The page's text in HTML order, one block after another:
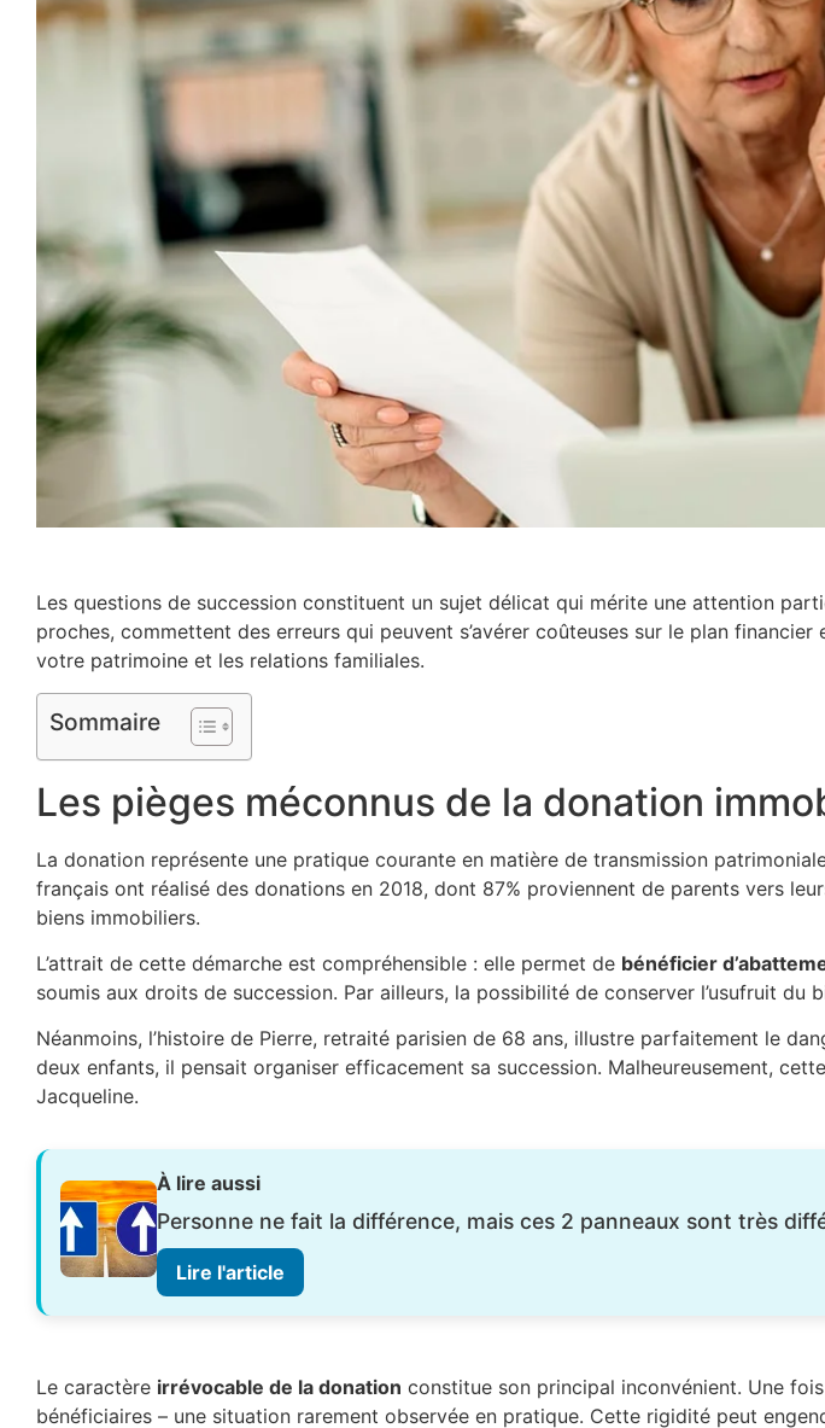
Les questions de succession constituent un sujet délicat qui mérite une attention
proches, commettent des erreurs qui peuvent s’avérer coûteuses sur le plan
votre patrimoine et les relations familiales.
Sommaire
Les pièges méconnus de la donation
La donation représente une pratique courante en matière de transmission
français ont réalisé des donations en 2018, dont 87% proviennent de parents vers
biens immobiliers.
L’attrait de cette démarche est compréhensible : elle permet de bénéficier
soumis aux droits de succession. Par ailleurs, la possibilité de conserver l’usufruit du
Néanmoins, l’histoire de Pierre, retraité parisien de 68 ans, illustre parfaitement le
deux enfants, il pensait organiser efficacement sa succession. Malheureusement,
Jacqueline.
À lire aussi
Personne ne fait la différence, mais ces 2 panneaux sont très
Lire l'article
Le caractère irrévocable de la donation constitue son principal inconvénient. Une
bénéficiaires – une situation rarement observée en pratique. Cette rigidité peut